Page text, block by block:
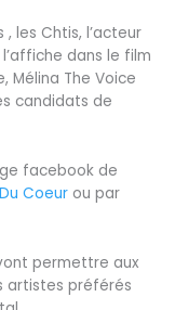
, les Chtis, l’acteur
dans le film
Mélina The Voice
candidats de
facebook de
Coeur ou par
permettre aux
artistes préférés